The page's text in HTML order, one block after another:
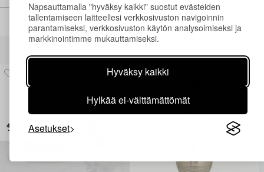
Napsauttamalla "hyväksy kaikki" suostut evästeiden
tallentamiseen laitteellesi verkkosivuston navigoinnin
parantamiseksi, verkkosivuston käytön analysoimiseksi ja
markkinointimme mukauttamiseksi.
Hyväksy kaikki
Hylkää ei-välttämättömät
Asetukset
Muiden katsomia kohteita